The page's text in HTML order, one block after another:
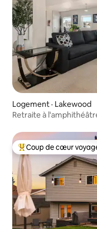
Logement · Lakewood
Retraite à
Coup de cœur
Coup de cœur